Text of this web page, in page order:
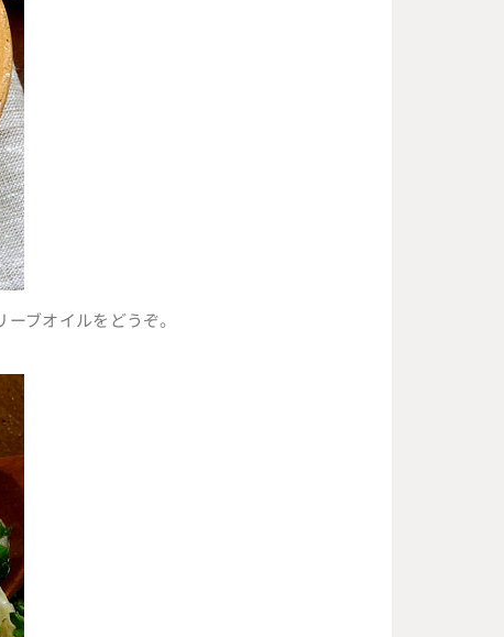
ブオイルをどうぞ。